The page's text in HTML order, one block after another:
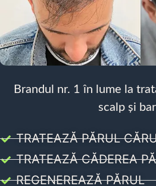
Brandul nr. 1 în lume la
scalp și
TRATEAZĂ PĂRUL
TRATEAZĂ CĂDEREA
REGENEREAZĂ PĂRUL